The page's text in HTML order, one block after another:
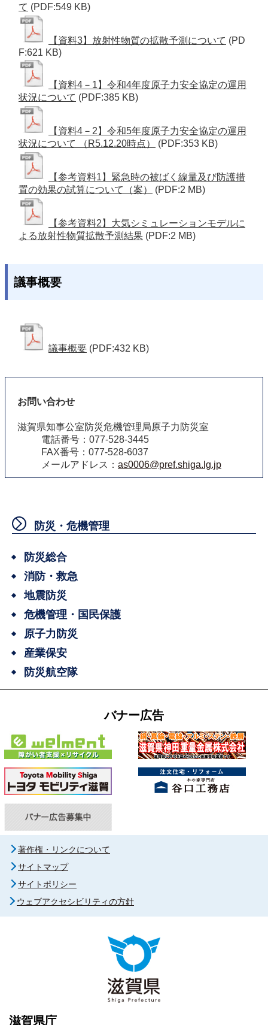
て (PDF:549 KB)
【資料3】放射性物質の拡散予測について (PD
F:621 KB)
【資料4－1】令和4年度原子力安全協定の運用
状況について (PDF:385 KB)
【資料4－2】令和5年度原子力安全協定の運用
状況について （R5.12.20時点）
(PDF:353 KB)
【参考資料1】緊急時の被ばく線量及び防護措
置の効果の試算について（案）
(PDF:2 MB)
【参考資料2】大気シミュレーションモデルに
よる放射性物質拡散予測結果 (PDF:2 MB)
議事概要
議事概要 (PDF:432 KB)
お問い合わせ
滋賀県知事公室防災危機管理局原子力防災室
電話番号：077-528-3445
FAX番号：077-528-6037
メールアドレス： as0006@pref.shiga.lg.jp
防災・危機管理
防災総合
消防・救急
地震防災
危機管理・国民保護
原子力防災
産業保安
防災航空隊
バナー広告
著作権・リンクについて
サイトマップ
サイトポリシー
ウェブアクセシビリティの方針
滋賀県庁